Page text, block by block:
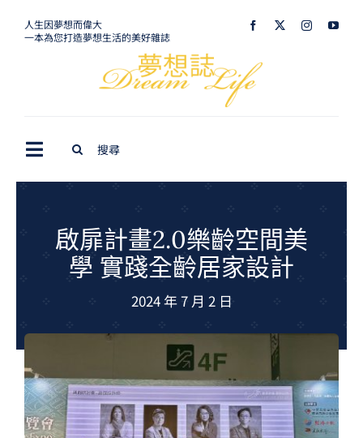
人生因夢想而偉大
一本為您打造夢想生活的美好雜誌
Toggle
Navigation
生活美學
夢想旅遊
夢想TV
GCU大賽
啟扉計畫2.0樂齡空間美
學 實踐全齡居家設計
2024 年 7 月 2 日